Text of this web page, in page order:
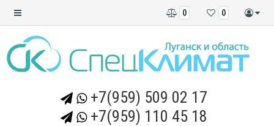
0
0
+7(959) 509 02 17
+7(959) 110 45 18